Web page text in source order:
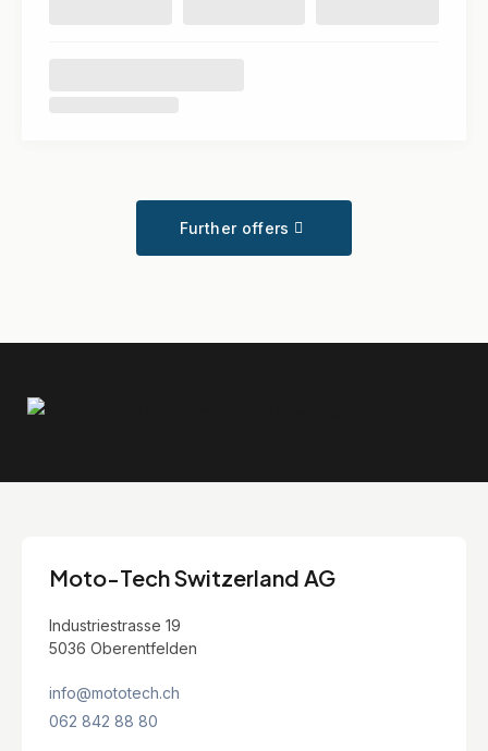
Further offers
Moto-Tech Switzerland AG
Industriestrasse 19
5036 Oberentfelden
info@mototech.ch
062 842 88 80